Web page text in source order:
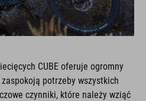
CUBE oferuje ogromny
potrzeby wszystkich
czynniki, które należy wziąć